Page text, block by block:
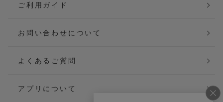
ご利用ガイド
お問い合わせについて
よくあるご質問
アプリについて